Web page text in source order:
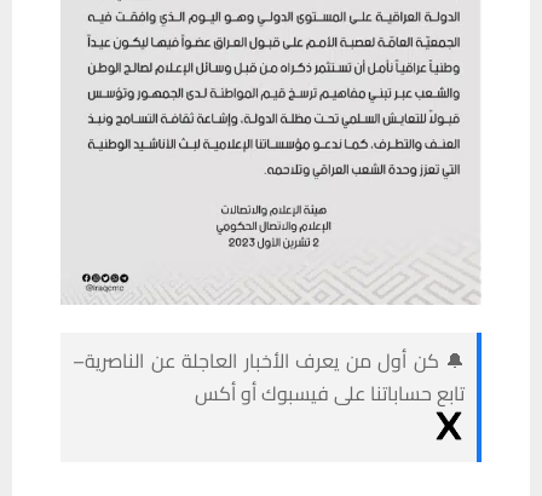
🔔 كن أول من يعرف الأخبار العاجلة عن الناصرية–
تابع حساباتنا على فيسبوك أو أكس